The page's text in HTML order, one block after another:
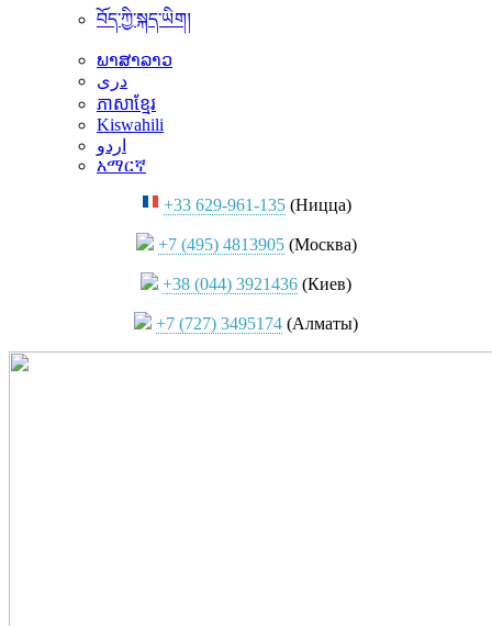
བོད་ཀྱི་སྐད་ཡིག།
ພາສາລາວ
دری
ភាសាខ្មែរ
Kiswahili
اردو
አማርኛ
+33 629-961-135(Ницца)
+7 (495) 4813905(Москва)
+38 (044) 3921436 (Киев)
+7 (727) 3495174 (Алматы)